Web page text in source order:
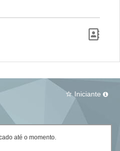
star_border Iniciante
até o momento.